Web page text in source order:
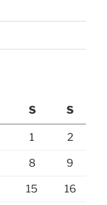
S S
1 2
8 9
15 16